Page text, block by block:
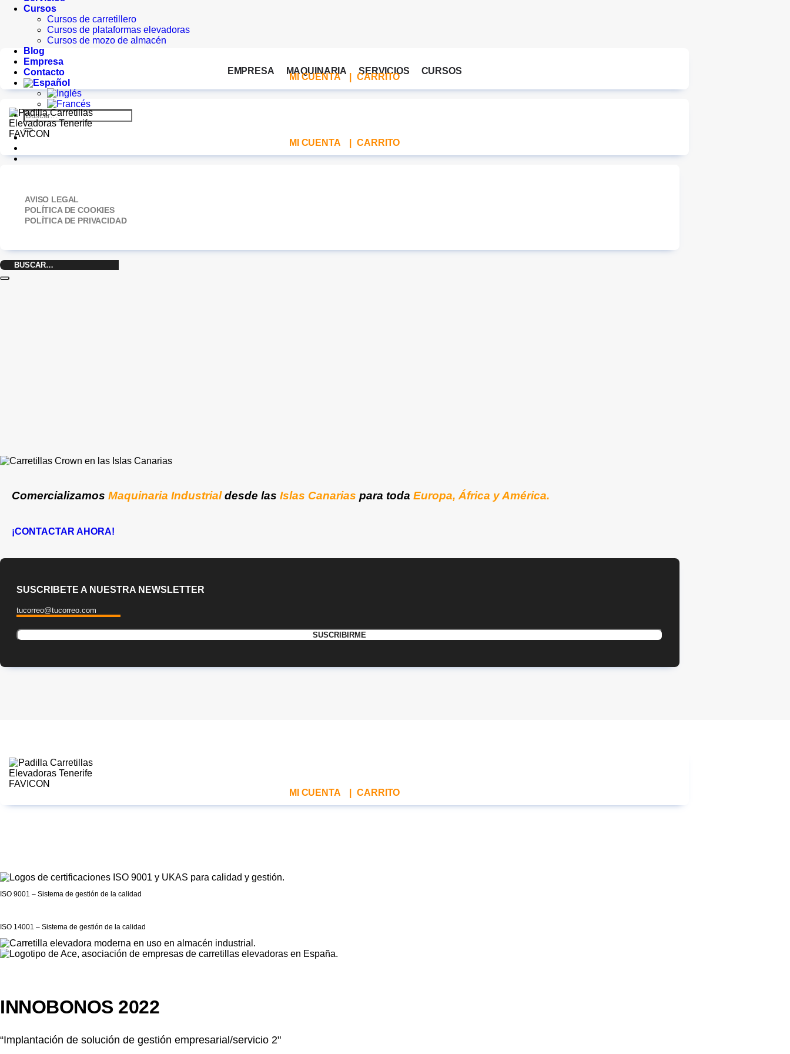
Cursos
Cursos de carretillero
Cursos de plataformas elevadoras
Cursos de mozo de almacén
Blog
Empresa
Contacto
Buscar
por:
EMPRESA MAQUINARIA SERVICIOS CURSOS
MI CUENTA CARRITO
MI CUENTA CARRITO
AVISO LEGAL
POLÍTICA DE COOKIES
POLÍTICA DE PRIVACIDAD
Buscar
por:
Comercializamos Maquinaria Industrialdesde las Islas Canarias para toda Europa, África y América.
¡CONTACTAR AHORA!
SUSCRIBETE A NUESTRA NEWSLETTER
MI CUENTA CARRITO
ISO 9001 – Sistema de gestión de la calidad
ISO 14001 – Sistema de gestión de la calidad
INNOBONOS 2022
“Implantación de solución de gestión empresarial/servicio 2"